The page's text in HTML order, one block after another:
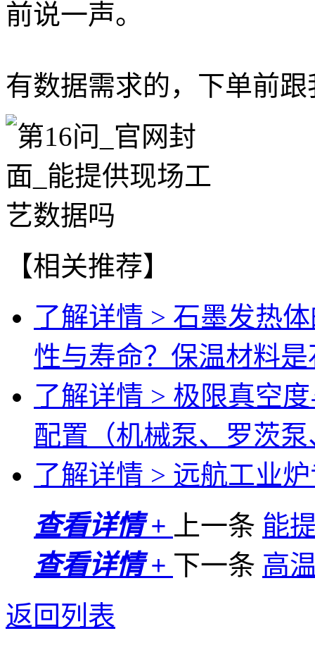
前说一声。
有数据需求的，下单前
【相关推荐】
了解详情 > 石墨发热
性与寿命？保温材料
了解详情 > 极限真空
配置（机械泵、罗茨
了解详情 > 远航工业
查看详情 +
上一条 能
查看详情 + 下一条 高
返回列表